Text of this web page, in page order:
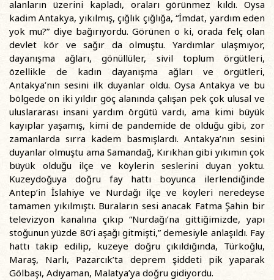
alanların üzerini kapladı, oraları görünmez kıldı. Oysa
kadim Antakya, yıkılmış, çığlık çığlığa, “İmdat, yardım eden
yok mu?” diye bağırıyordu. Görünen o ki, orada felç olan
devlet kör ve sağır da olmuştu. Yardımlar ulaşmıyor,
dayanışma ağları, gönüllüler, sivil toplum örgütleri,
özellikle de kadın dayanışma ağları ve örgütleri,
Antakya’nın sesini ilk duyanlar oldu. Oysa Antakya ve bu
bölgede on iki yıldır göç alanında çalışan pek çok ulusal ve
uluslararası insani yardım örgütü vardı, ama kimi büyük
kayıplar yaşamış, kimi de pandemide de olduğu gibi, zor
zamanlarda sırra kadem basmışlardı. Antakya’nın sesini
duyanlar olmuştu ama Samandağ, Kırıkhan gibi yıkımın çok
büyük olduğu ilçe ve köylerin seslerini duyan yoktu.
Kuzeydoğuya doğru fay hattı boyunca ilerlendiğinde
Antep’in İslahiye ve Nurdağı ilçe ve köyleri neredeyse
tamamen yıkılmıştı. Buraların sesi anacak Fatma Şahin bir
televizyon kanalına çıkıp “Nurdağı’na gittiğimizde, yapı
stoğunun yüzde 80’i aşağı gitmişti,” demesiyle anlaşıldı. Fay
hattı takip edilip, kuzeye doğru çıkıldığında, Türkoğlu,
Maraş, Narlı, Pazarcık’ta deprem şiddeti pik yaparak
Gölbaşı, Adıyaman, Malatya’ya doğru gidiyordu.